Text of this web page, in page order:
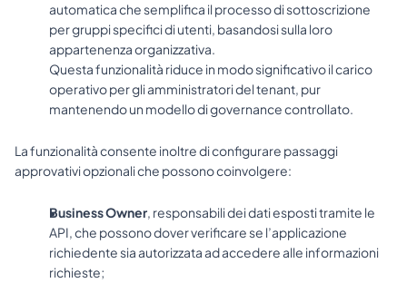
automatica che semplifica il processo di sottoscrizione
per gruppi specifici di utenti, basandosi sulla loro
appartenenza organizzativa.
Questa funzionalità riduce in modo significativo il carico
operativo per gli amministratori del tenant, pur
mantenendo un modello di governance controllato.
La funzionalità consente inoltre di configurare passaggi
approvativi opzionali che possono coinvolgere:
Business Owner, responsabili dei dati esposti tramite le
API, che possono dover verificare se l’applicazione
richiedente sia autorizzata ad accedere alle informazioni
richieste;